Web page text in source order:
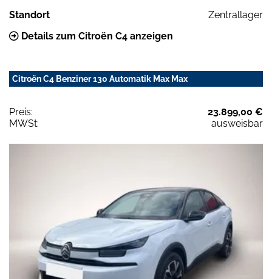
Standort
Zentrallager
Details zum Citroën C4 anzeigen
Citroën C4 Benziner 130 Automatik Max Max
Preis:
23.899,00 €
MWSt:
ausweisbar